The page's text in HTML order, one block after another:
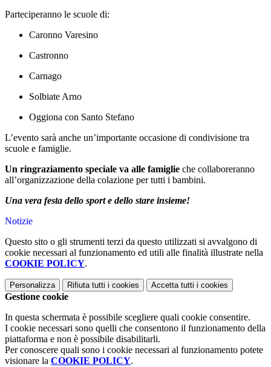
Parteciperanno le scuole di:
Caronno Varesino
Castronno
Carnago
Solbiate Arno
Oggiona con Santo Stefano
L’evento sarà anche un’importante occasione di condivisione tra
scuole e famiglie.
Un ringraziamento speciale va alle famiglie che collaboreranno
all’organizzazione della colazione per tutti i bambini.
Una vera festa dello sport e dello stare insieme!
Notizie
Questo sito o gli strumenti terzi da questo utilizzati si avvalgono di
cookie necessari al funzionamento ed utili alle finalità illustrate nella
COOKIE POLICY.
Personalizza Rifiuta tutti i cookies Accetta tutti i cookies
Gestione cookie
In questa schermata è possibile scegliere quali cookie consentire.
I cookie necessari sono quelli che consentono il funzionamento della
piattaforma e non è possibile disabilitarli.
Per conoscere quali sono i cookie necessari al funzionamento potete
visionare la COOKIE POLICY.